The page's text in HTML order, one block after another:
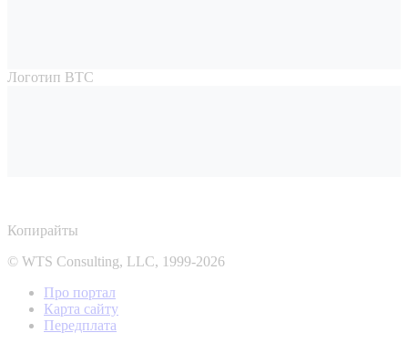
Логотип ВТС
Копирайты
© WTS Consulting, LLC, 1999-2026
Про портал
Карта сайту
Передплата